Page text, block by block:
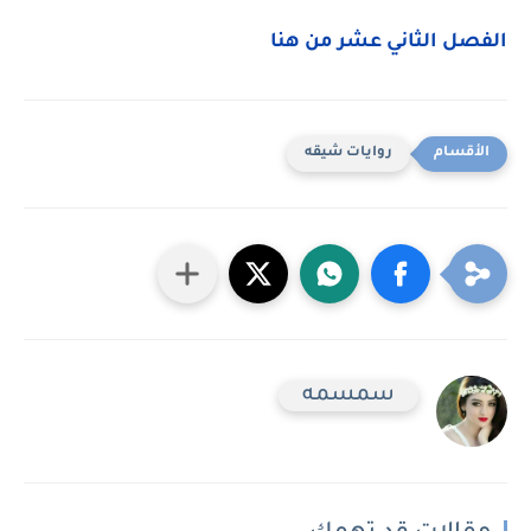
الفصل الثاني عشر من هنا
روايات شيقه
سمسمه